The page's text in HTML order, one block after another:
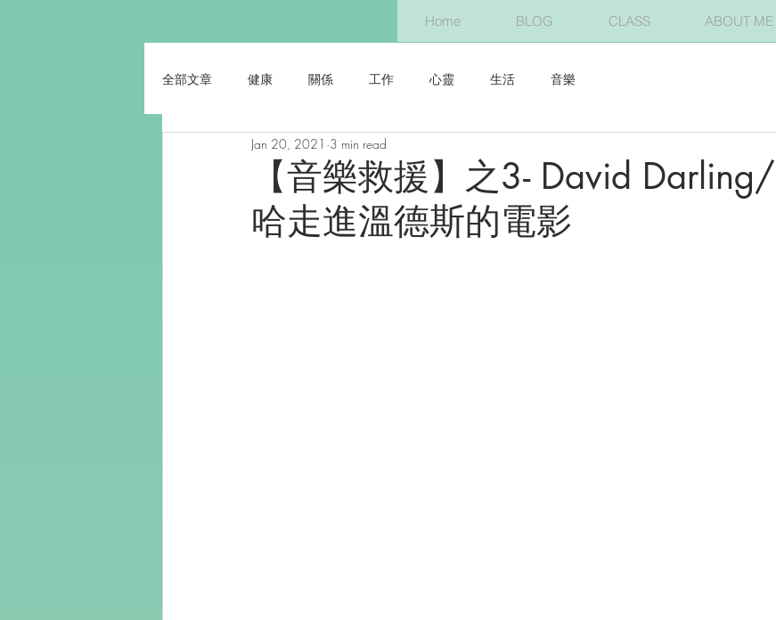
Home BLOG CLASS ABOUT ME
全部文章 健康 關係 工作 心靈 生活 音樂
【音樂救援】之3- David
哈走進溫德斯的電影
Jan 20, 2021 3 min read